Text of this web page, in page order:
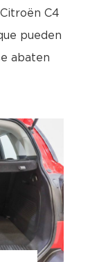
C4
pueden
abaten